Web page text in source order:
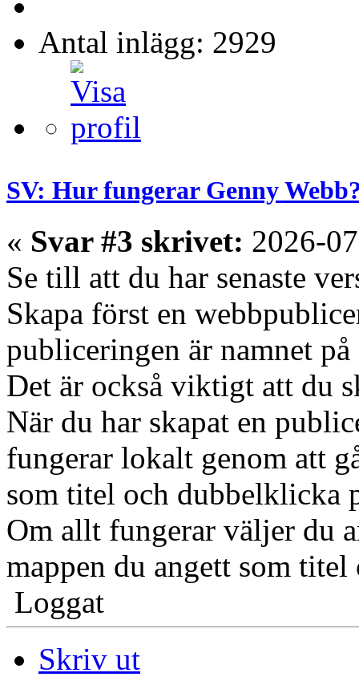
Antal inlägg: 2929
SV: Hur fungerar Genny
« Svar #3 skrivet: 2026-
Se till att du har senaste
Skapa först en
publiceringen är namnet
Det är också viktigt att du
När du har skapat en
fungerar lokalt genom att
som titel och dubbelklicka
Om allt fungerar väljer du
mappen du angett som
Loggat
Skriv ut